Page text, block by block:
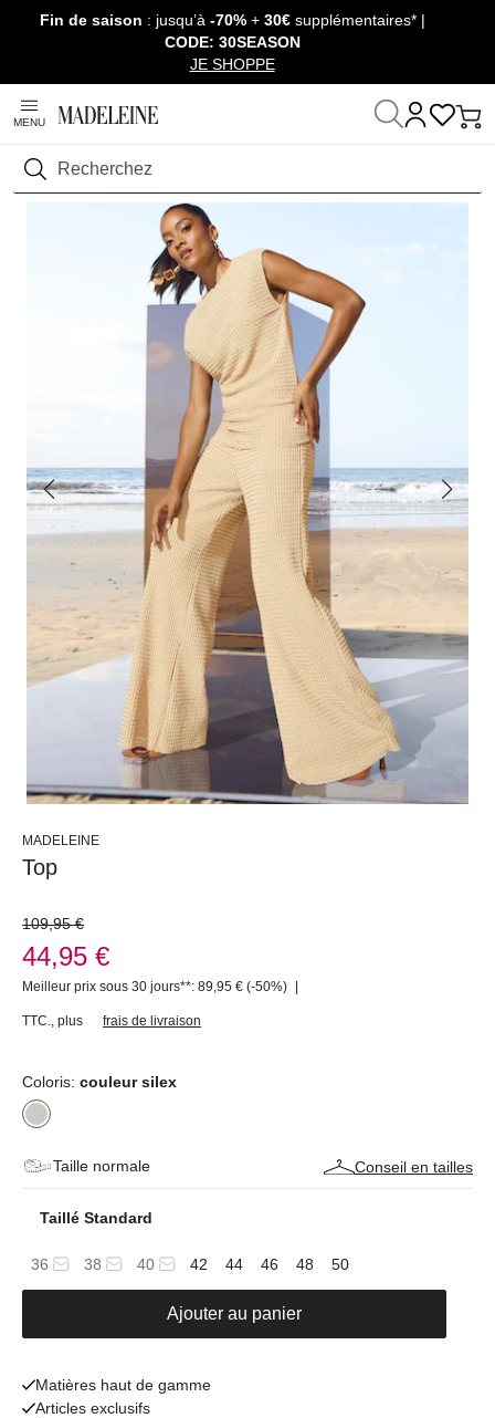
Passer la navigation, aller au contenu
Fin de saison : jusqu’à -70%+ 30€ supplémentaires* |
CODE: 30SEASON
JE SHOPPE
MENU
Rechercher
Maison Prêt-à-Porter
MADELEINE
Top
109,95 €
44,95 €
Meilleur prix sous 30 jours**: 89,95 € (-50%) |
TTC. plus frais de livraison
Coloris: couleur silex
Taille normale Conseil en tailles
Taillé Standard
36 38 40 42 44 46 48 50
Ajouter au panier
Matières haut de gamme
Articles exclusifs